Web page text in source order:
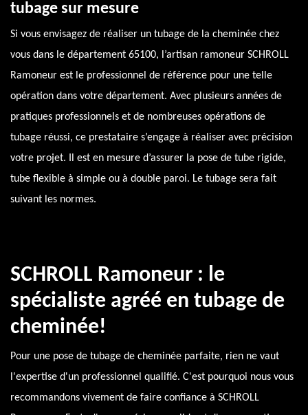
tubage sur mesure
Si vous envisagez de réaliser un tubage de la cheminée chez
vous dans le département 65100, l’artisan ramoneur SCHROLL
Ramoneur est le professionnel de référence pour une telle
opération dans votre département. Avec plusieurs années de
pratiques professionnels et de nombreuses opérations de
tubage réussi, ce prestataire s’engage à réaliser avec précision
votre projet. Il est en mesure d’assurer la pose de tube rigide,
tube flexible à simple ou à double paroi. Le tubage sera fait
suivant les normes.
SCHROLL Ramoneur : le
spécialiste agréé en tubage de
cheminée!
Pour une pose de tubage de cheminée parfaite, rien ne vaut
l'expertise d'un professionnel qualifié. C'est pourquoi nous vous
recommandons vivement de faire confiance à SCHROLL